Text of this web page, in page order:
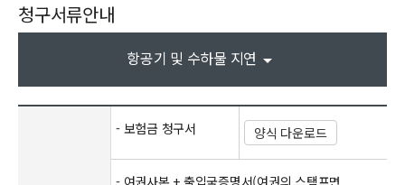
청구서류안내
항공기 및 수하물 지연 arrow_drop_down
- 보험금 청구서 양식 다운로드
- 여권사본 + 출입국증명서(여권의 스탬프면